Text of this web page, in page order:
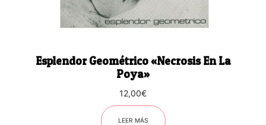
Esplendor Geométrico «Necrosis En La
Poya»
12,00€
LEER MÁS